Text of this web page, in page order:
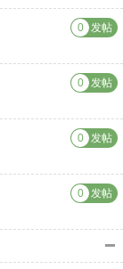
发帖
0
发帖
0
发帖
0
发帖
0